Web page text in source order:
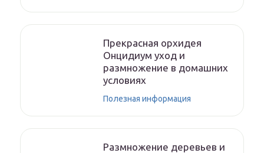
Прекрасная орхидея
Онцидиум уход и
размножение в домашних
условиях
Полезная информация
Размножение деревьев и